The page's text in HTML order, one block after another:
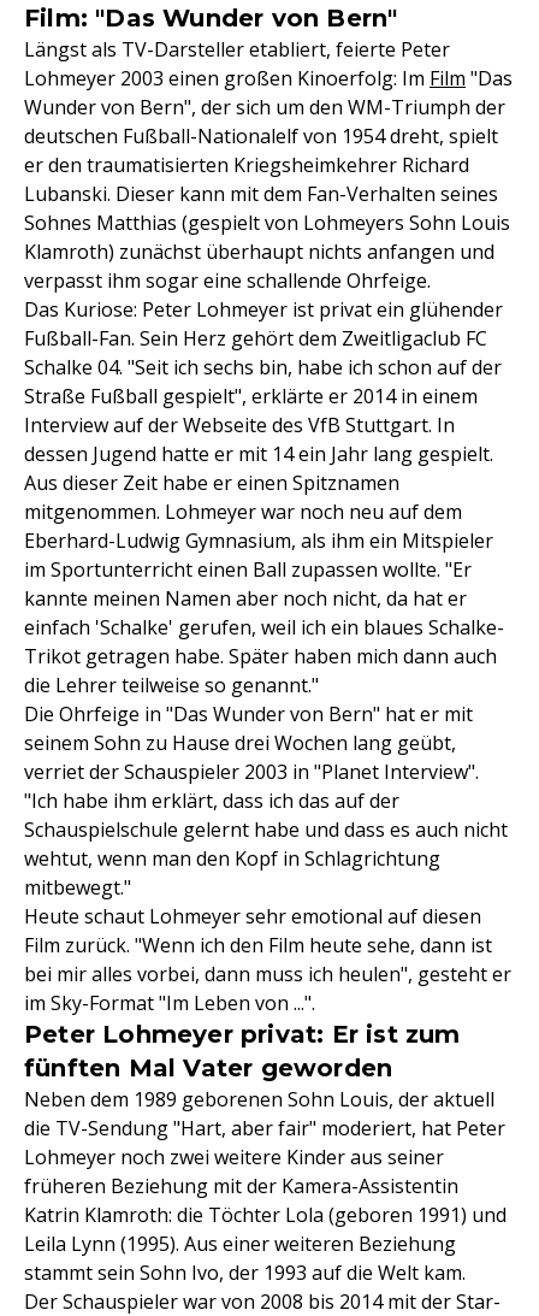
Film: "Das Wunder von Bern"
Längst als TV-Darsteller etabliert, feierte Peter
Lohmeyer 2003 einen großen Kinoerfolg: Im Film "Das
Wunder von Bern", der sich um den WM-Triumph der
deutschen Fußball-Nationalelf von 1954 dreht, spielt
er den traumatisierten Kriegsheimkehrer Richard
Lubanski. Dieser kann mit dem Fan-Verhalten seines
Sohnes Matthias (gespielt von Lohmeyers Sohn Louis
Klamroth) zunächst überhaupt nichts anfangen und
verpasst ihm sogar eine schallende Ohrfeige.
Das Kuriose: Peter Lohmeyer ist privat ein glühender
Fußball-Fan. Sein Herz gehört dem Zweitligaclub FC
Schalke 04. "Seit ich sechs bin, habe ich schon auf der
Straße Fußball gespielt", erklärte er 2014 in einem
Interview auf der Webseite des VfB Stuttgart. In
dessen Jugend hatte er mit 14 ein Jahr lang gespielt.
Aus dieser Zeit habe er einen Spitznamen
mitgenommen. Lohmeyer war noch neu auf dem
Eberhard-Ludwig Gymnasium, als ihm ein Mitspieler
im Sportunterricht einen Ball zupassen wollte. "Er
kannte meinen Namen aber noch nicht, da hat er
einfach 'Schalke' gerufen, weil ich ein blaues Schalke-
Trikot getragen habe. Später haben mich dann auch
die Lehrer teilweise so genannt."
Die Ohrfeige in "Das Wunder von Bern" hat er mit
seinem Sohn zu Hause drei Wochen lang geübt,
verriet der Schauspieler 2003 in "Planet Interview".
"Ich habe ihm erklärt, dass ich das auf der
Schauspielschule gelernt habe und dass es auch nicht
wehtut, wenn man den Kopf in Schlagrichtung
mitbewegt."
Heute schaut Lohmeyer sehr emotional auf diesen
Film zurück. "Wenn ich den Film heute sehe, dann ist
bei mir alles vorbei, dann muss ich heulen", gesteht er
im Sky-Format "Im Leben von ...".
Peter Lohmeyer privat: Er ist zum
fünften Mal Vater geworden
Neben dem 1989 geborenen Sohn Louis, der aktuell
die TV-Sendung "Hart, aber fair" moderiert, hat Peter
Lohmeyer noch zwei weitere Kinder aus seiner
früheren Beziehung mit der Kamera-Assistentin
Katrin Klamroth: die Töchter Lola (geboren 1991) und
Leila Lynn (1995). Aus einer weiteren Beziehung
stammt sein Sohn Ivo, der 1993 auf die Welt kam.
Der Schauspieler war von 2008 bis 2014 mit der Star-